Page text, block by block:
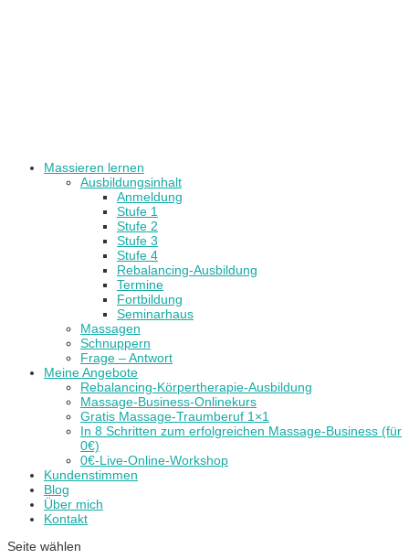
Massieren lernen
Ausbildungsinhalt
Anmeldung
Stufe 1
Stufe 2
Stufe 3
Stufe 4
Rebalancing-Ausbildung
Termine
Fortbildung
Seminarhaus
Massagen
Schnuppern
Frage – Antwort
Meine Angebote
Rebalancing-Körpertherapie-Ausbildung
Massage-Business-Onlinekurs
Gratis Massage-Traumberuf 1×1
In 8 Schritten zum erfolgreichen Massage-Business (für
0€)
0€-Live-Online-Workshop
Kundenstimmen
Blog
Über mich
Kontakt
Seite wählen